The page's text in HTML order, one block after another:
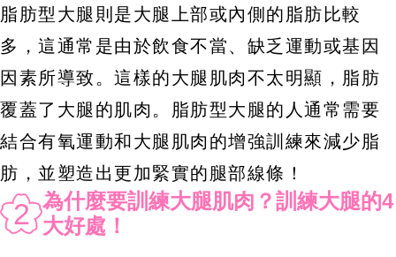
脂肪型大腿則是大腿上部或內側的脂肪比較
多，這通常是由於飲食不當、缺乏運動或基因
因素所導致。這樣的大腿肌肉不太明顯，脂肪
覆蓋了大腿的肌肉。脂肪型大腿的人通常需要
結合有氧運動和大腿肌肉的增強訓練來減少脂
肪，並塑造出更加緊實的腿部線條！
2 為什麼要訓練大腿肌肉？訓練大腿的4
大好處！